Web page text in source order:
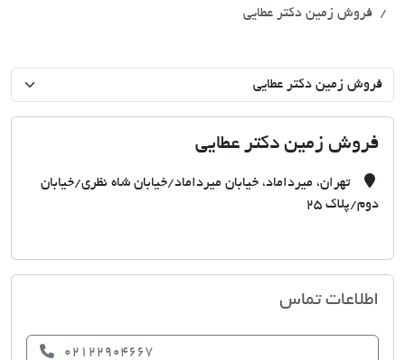
فروش زمین دکتر عطایی
فروش زمین دکتر عطایی
تهران، میرداماد، خیابان میرداماد/خیابان شاه نظری/خیابان
دوم/پلاک 25
اطلاعات تماس
02122904667